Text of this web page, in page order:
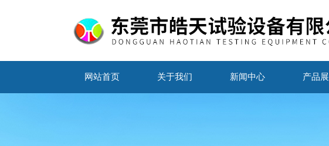
网站首页 关于我们 新闻中心 产品